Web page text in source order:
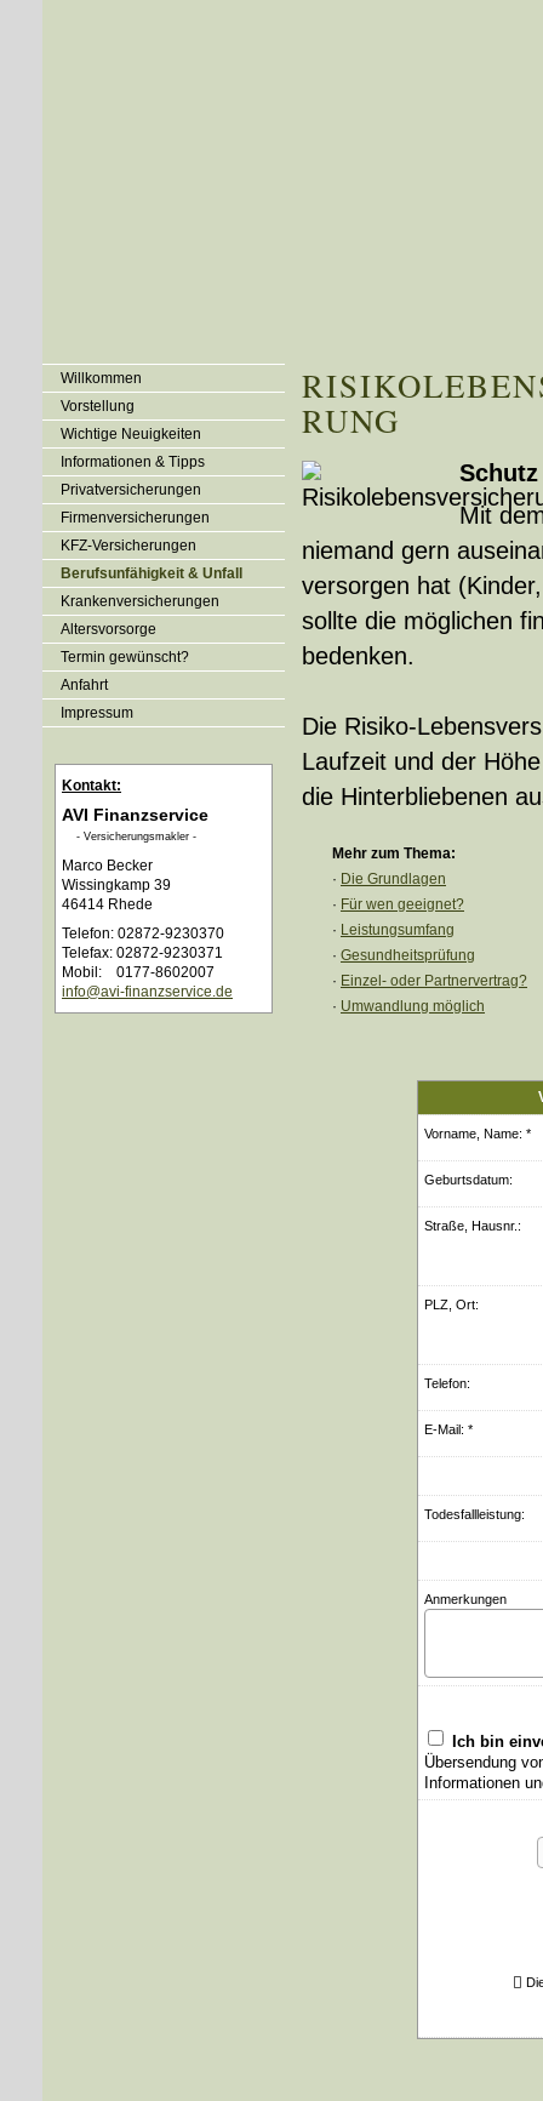
Willkommen
Vorstellung
Wichtige Neuigkeiten
Informationen & Tipps
Privatversicherungen
Firmenversicherungen
KFZ-Versicherungen
Berufsunfähigkeit & Unfall
Kranken­ver­si­che­rungen
Alters­vorsorge
Termin gewünscht?
Anfahrt
Impressum
Kontakt:
AVI Finanzservice
- Ver­sicherungs­makler -
Marco Becker
Wissingkamp 39
46414 Rhede
Telefon: 02872-9230370
Telefax: 02872-9230371
Mobil: 0177-8602007
info@avi-finanzservice.de
RUNG
Mit
niemand gern
versorgen hat
sollte die möglichen
bedenken.
Die Risiko-
Laufzeit und der
die Hinterbliebenen
Mehr zum Thema:
· Die Grundlagen
· Für wen geeignet?
· Leistungsumfang
· Gesundheitsprüfung
· Einzel- oder Partnervertrag?
· Umwandlung möglich
Vorname, Name: *
Geburts­datum:
Straße, Hausnr.:
PLZ, Ort:
Telefon:
E-Mail: *
Todesfallleistung:
Anmerkungen
Ich bin
Übersendung
Informationen